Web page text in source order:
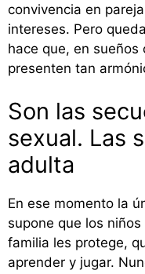
convivencia en
intereses. Pero
hace que, en sueños
presenten tan
Son las
sexual. Las
adulta
En ese momento la
supone que los
familia les protege,
aprender y jugar.